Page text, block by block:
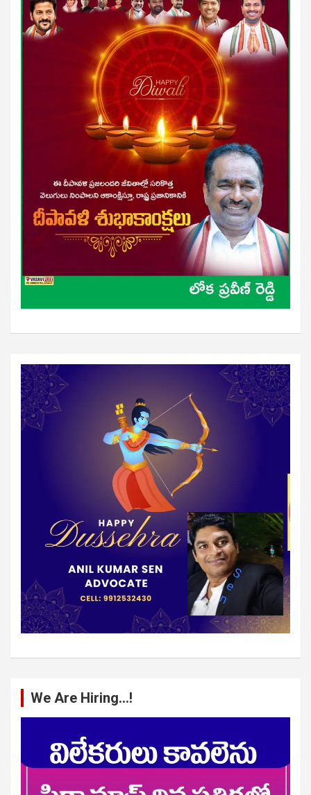
We Are Hiring…!